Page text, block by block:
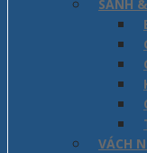
SẢNH
VÁCH